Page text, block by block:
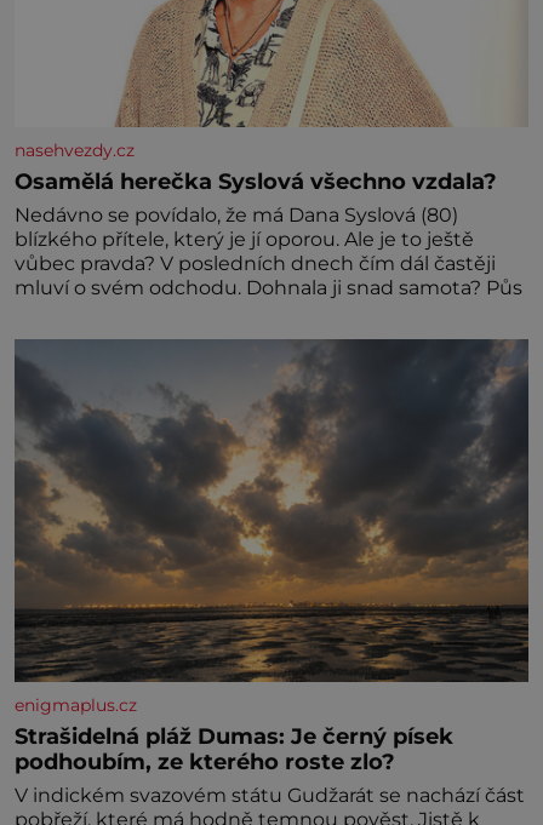
nasehvezdy.cz
Osamělá herečka Syslová všechno vzdala?
Nedávno se povídalo, že má Dana Syslová (80)
blízkého přítele, který je jí oporou. Ale je to ještě
vůbec pravda? V posledních dnech čím dál častěji
mluví o svém odchodu. Dohnala ji snad samota? Půs
enigmaplus.cz
Strašidelná pláž Dumas: Je černý písek
podhoubím, ze kterého roste zlo?
V indickém svazovém státu Gudžarát se nachází část
pobřeží, které má hodně temnou pověst. Jistě k